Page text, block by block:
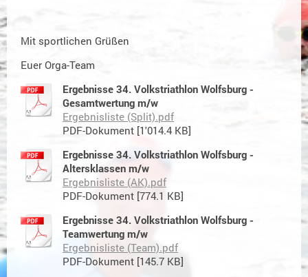
Mit sportlichen Grüßen
Euer Orga-Team
Ergebnisse 34. Volkstriathlon Wolfsburg -
Gesamtwertung m/w
Ergebnisliste (Split).pdf
PDF-Dokument [1'014.4 KB]
Ergebnisse 34. Volkstriathlon Wolfsburg -
Altersklassen m/w
Ergebnisliste (AK).pdf
PDF-Dokument [774.1 KB]
Ergebnisse 34. Volkstriathlon Wolfsburg -
Teamwertung m/w
Ergebnisliste (Team).pdf
PDF-Dokument [145.7 KB]